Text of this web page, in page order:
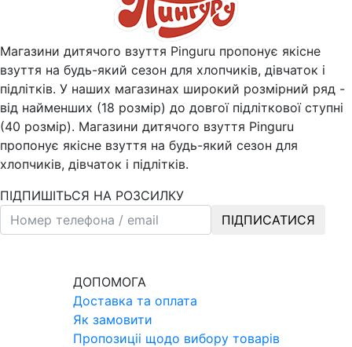
Магазини дитячого взуття Pinguru пропонує якісне
взуття на будь-який сезон для хлопчиків, дівчаток і
підлітків. У наших магазинах широкий розмірний ряд -
від найменших (18 розмір) до довгої підліткової ступні
(40 розмір). Магазини дитячого взуття Pinguru
пропонує якісне взуття на будь-який сезон для
хлопчиків, дівчаток і підлітків.
ПІДПИШІТЬСЯ НА РОЗСИЛКУ
ПІДПИСАТИСЯ
ДОПОМОГА
Доставка та оплата
Як замовити
Пропозицii щодо вибору товарiв